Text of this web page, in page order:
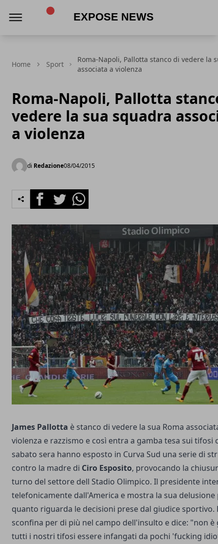
Home Sport
Roma-Napoli, Pallotta stanco di vedere la
associata a violenza
Roma-Napoli, Pallotta
vedere la sua squadra
a violenza
di Redazione08/04/2015
FacebookTwitterWhatsapp
James Pallotta è stanco di vedere la sua Roma
violenza e razzismo e così entra a gamba tesa sui tifosi
sabato sera hanno esposto in Curva Sud una serie di
contro la madre di Ciro Esposito, provocando la
turno del settore dell Stadio Olimpico. Il presidente
telefonicamente dall'America e mostra la sua delusione
quanto riguarda le decisioni prese dal giudice sportivo.
sconfina per di più nel campo dell'insulto e dice: "non
tutti i nostri tifosi essere infangati da pochi 'fucking